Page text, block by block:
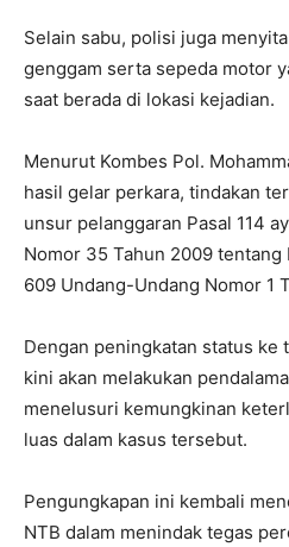
Selain sabu, polisi juga
genggam serta sepeda motor
saat berada di lokasi kejadian.
Menurut Kombes Pol.
hasil gelar perkara, tindakan
unsur pelanggaran Pasal 114
Nomor 35 Tahun 2009 tentang
609 Undang-Undang Nomor 1
Dengan peningkatan status ke
kini akan melakukan
menelusuri kemungkinan
luas dalam kasus tersebut.
Pengungkapan ini kembali
NTB dalam menindak tegas